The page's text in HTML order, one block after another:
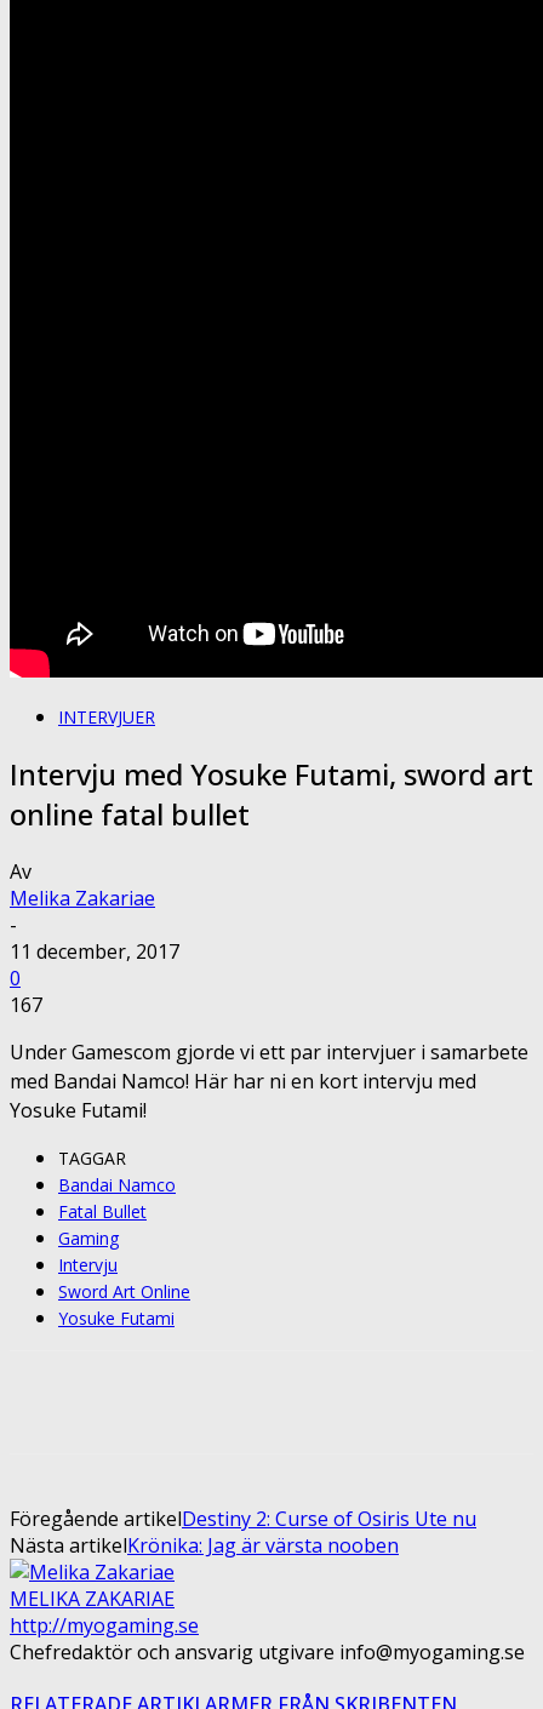
INTERVJUER
Intervju med Yosuke Futami, sword art
online fatal bullet
Av
Melika Zakariae
-
11 december, 2017
0
167
Under Gamescom gjorde vi ett par intervjuer i samarbete
med Bandai Namco! Här har ni en kort intervju med
Yosuke Futami!
TAGGAR
Bandai Namco
Fatal Bullet
Gaming
Intervju
Sword Art Online
Yosuke Futami
Föregående artikelDestiny 2: Curse of Osiris Ute nu
Nästa artikelKrönika: Jag är värsta nooben
MELIKA ZAKARIAE
http://myogaming.se
Chefredaktör och ansvarig utgivare info@myogaming.se